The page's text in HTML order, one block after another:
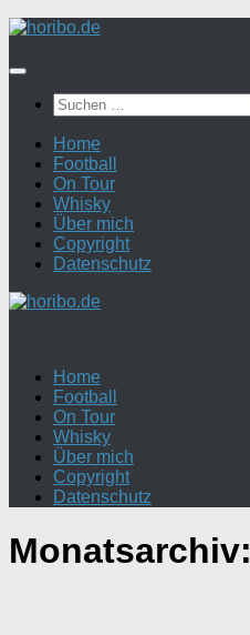
Zum
springen
Suchen
nach:
Home
Football
On Tour
Whisky
Über mich
Copyright
Datenschutz
Home
Football
On Tour
Whisky
Über mich
Copyright
Datenschutz
Monatsarchiv: